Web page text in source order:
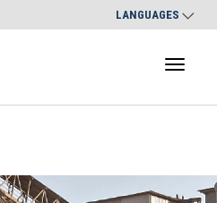
LANGUAGES